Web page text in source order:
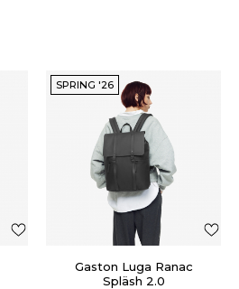
SPRING '26
Gaston Luga Ranac
Spläsh 2.0